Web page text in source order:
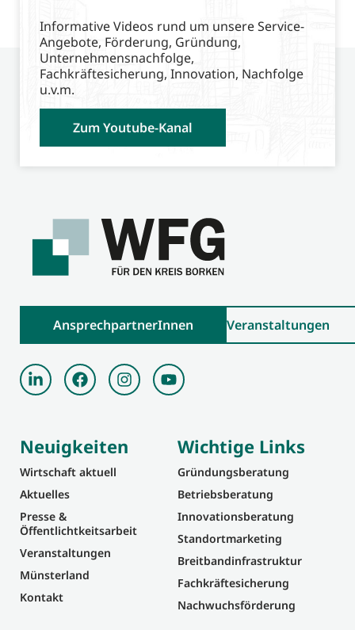
Informative Videos rund um unsere Service-
Angebote, Förderung, Gründung,
Unternehmensnachfolge,
Fachkräftesicherung, Innovation, Nachfolge
u.v.m.
Zum Youtube-Kanal
AnsprechpartnerInnen Veranstaltungen
Neuigkeiten
Wirtschaft aktuell
Aktuelles
Presse &
Öffentlichtkeitsarbeit
Veranstaltungen
Münsterland
Kontakt
Wichtige Links
Gründungsberatung
Betriebsberatung
Innovationsberatung
Standortmarketing
Breitbandinfrastruktur
Fachkräftesicherung
Nachwuchsförderung